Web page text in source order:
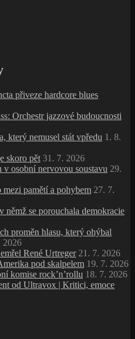
přiveze hardcore blues
Orchestr jazzové budoucnosti
který nemusel stát vpředu 1. 8.
skoro pět 31. 7. 2026
v osobní nervovou soustavu 29.
pamětí a pohybem 27. 7.
němž se porouchala demokracie
proměn hlasu, který ohýbal
2026
René Urtreger 21. 7. 2026
pod skalpelem 19. 7. 2026
komise rock’n’rollu 18. 7. 2026
od Ultravox | Kritici, emoce